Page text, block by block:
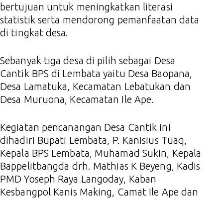
bertujuan untuk meningkatkan literasi
statistik serta mendorong pemanfaatan data
di tingkat desa.
Sebanyak tiga desa di pilih sebagai Desa
Cantik BPS di Lembata yaitu Desa Baopana,
Desa Lamatuka, Kecamatan Lebatukan dan
Desa Muruona, Kecamatan Ile Ape.
Kegiatan pencanangan Desa Cantik ini
dihadiri Bupati Lembata, P. Kanisius Tuaq,
Kepala BPS Lembata, Muhamad Sukin, Kepala
Bappelitbangda drh. Mathias K Beyeng, Kadis
PMD Yoseph Raya Langoday, Kaban
Kesbangpol Kanis Making, Camat Ile Ape dan